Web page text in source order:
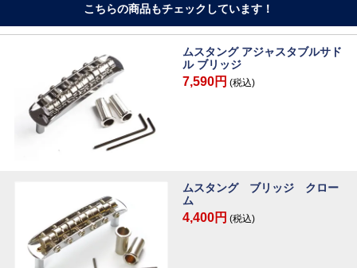
こちらの商品もチェックしています！
ムスタング アジャスタブルサド
ル ブリッジ
7,590円 (税込)
ムスタング ブリッジ クロー
ム
4,400円 (税込)